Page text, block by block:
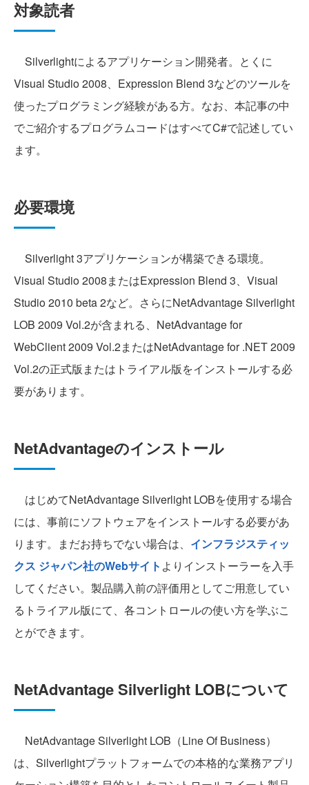
対象読者
Silverlightによるアプリケーション開発者。とくに
Visual Studio 2008、Expression Blend 3などのツールを
使ったプログラミング経験がある方。なお、本記事の中
でご紹介するプログラムコードはすべてC#で記述してい
ます。
必要環境
Silverlight 3アプリケーションが構築できる環境。
Visual Studio 2008またはExpression Blend 3、Visual
Studio 2010 beta 2など。さらにNetAdvantage Silverlight
LOB 2009 Vol.2が含まれる、NetAdvantage for
WebClient 2009 Vol.2またはNetAdvantage for .NET 2009
Vol.2の正式版またはトライアル版をインストールする必
要があります。
NetAdvantageのインストール
はじめてNetAdvantage Silverlight LOBを使用する場合
には、事前にソフトウェアをインストールする必要があ
ります。まだお持ちでない場合は、 インフラジスティッ
クス ジャパン社のWebサイト よりインストーラーを入手
してください。製品購入前の評価用としてご用意してい
るトライアル版にて、各コントロールの使い方を学ぶこ
とができます。
NetAdvantage Silverlight LOBについて
NetAdvantage Silverlight LOB（Line Of Business）
は、Silverlightプラットフォームでの本格的な業務アプリ